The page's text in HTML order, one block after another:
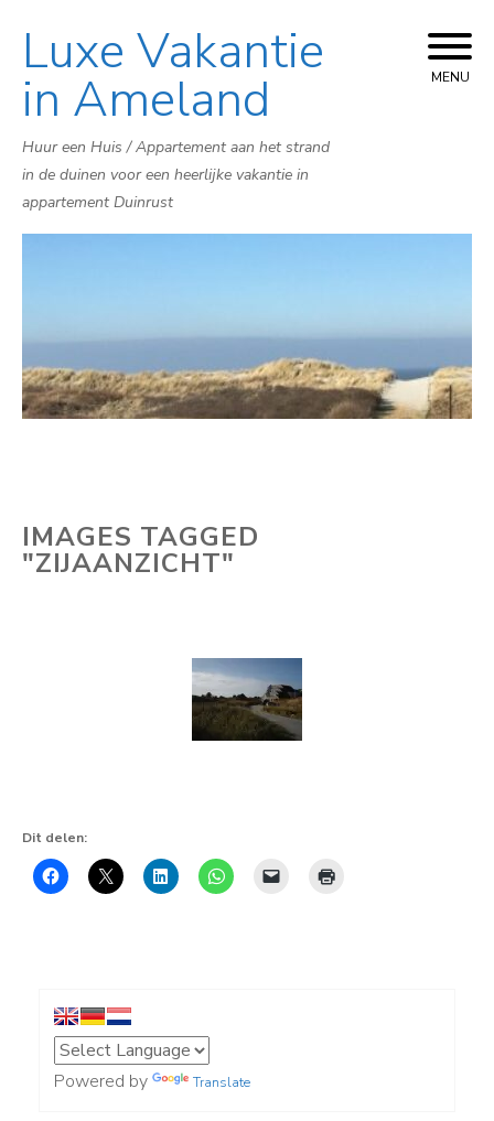
Skip
to
content
Luxe Vakantie
in Ameland
Huur een Huis / Appartement aan het strand
in de duinen voor een heerlijke vakantie in
appartement Duinrust
MENU
IMAGES TAGGED
"ZIJAANZICHT"
Dit delen:
Powered by Translate